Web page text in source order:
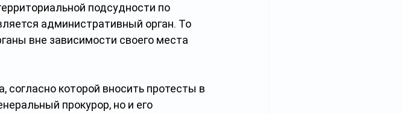
подсудности по
административный орган. То
вне зависимости своего места
которой вносить протесты в
прокурор, но и его